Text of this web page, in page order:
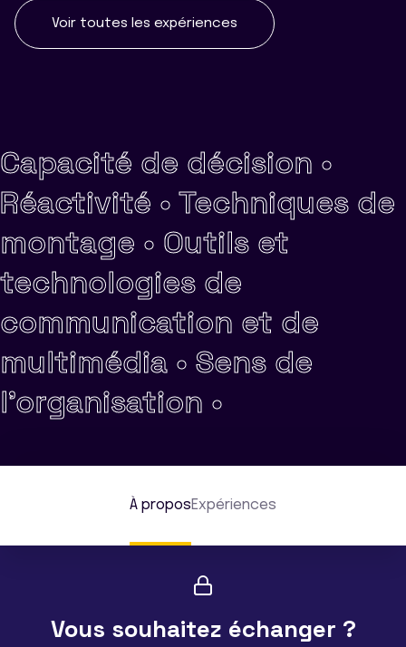
Voir toutes les expériences
Capacité de décision •
Réactivité • Techniques de
montage • Outils et
technologies de
communication et de
multimédia • Sens de
l'organisation •
À proposExpériences
Vous souhaitez échanger ?